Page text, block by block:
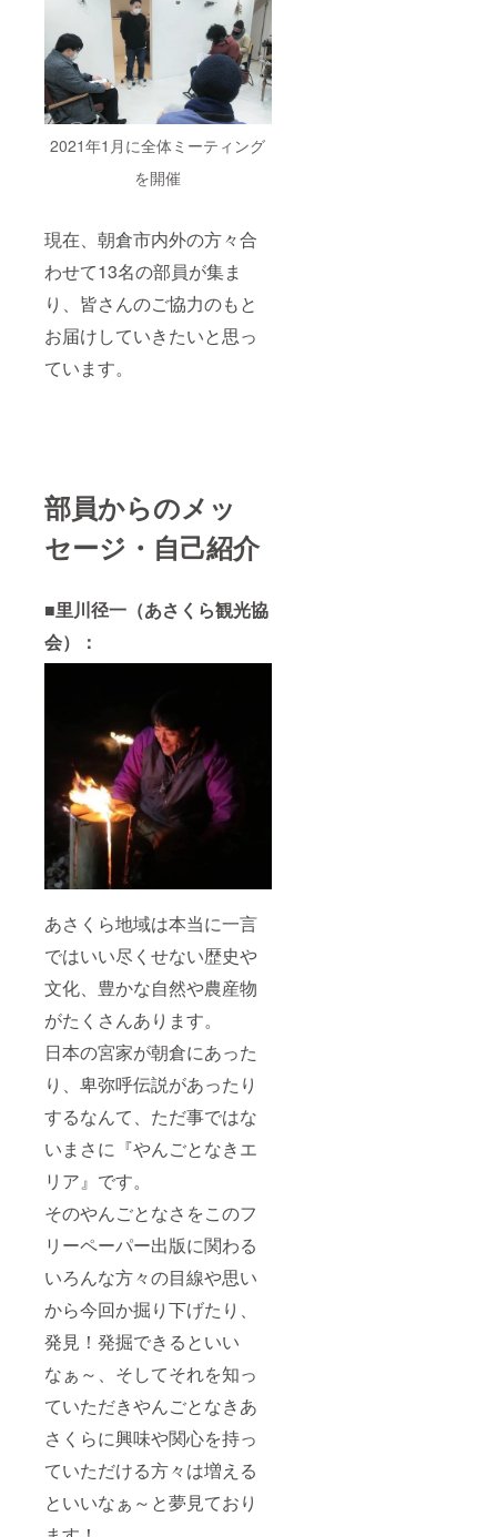
2021年1月に全体ミーティング
を開催
現在、朝倉市内外の方々合
わせて13名の部員が集ま
り、皆さんのご協力のもと
お届けしていきたいと思っ
ています。
部員からのメッ
セージ・自己紹介
■里川径一（あさくら観光協
会）：
あさくら地域は本当に一言
ではいい尽くせない歴史や
文化、豊かな自然や農産物
がたくさんあります。
日本の宮家が朝倉にあった
り、卑弥呼伝説があったり
するなんて、ただ事ではな
いまさに『やんごとなきエ
リア』です。
そのやんごとなさをこのフ
リーペーパー出版に関わる
いろんな方々の目線や思い
から今回か掘り下げたり、
発見！発掘できるといい
なぁ～、そしてそれを知っ
ていただきやんごとなきあ
さくらに興味や関心を持っ
ていただける方々は増える
といいなぁ～と夢見ており